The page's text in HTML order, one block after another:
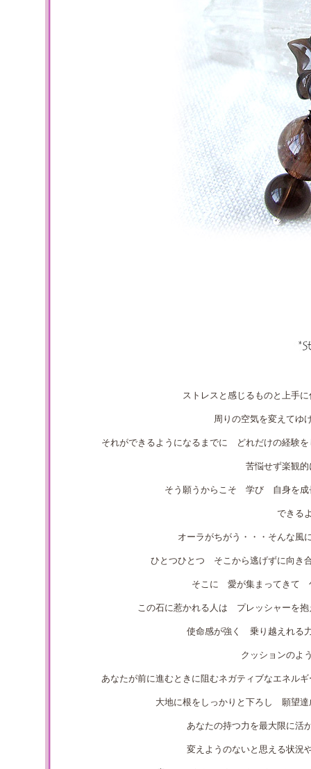
ストレスと感じるものと上手
周りの空気を変えてゆ
それができるようになるまでに どれだけの経験
苦悩せず楽観
そう願うからこそ 学び 自身を成
できる
オーラがちがう・・・そんな
ひとつひとつ そこから逃げずに向き
そこに 愛が集まってきて
この石に惹かれる人は プレッシャーを
使命感が強く 乗り越えれる
クッションのよ
あなたが前に進むときに阻むネガティブなエネル
大地に根をしっかりと下ろし 願望達
あなたの持つ力を最大限に活
変えようのないと思える状況